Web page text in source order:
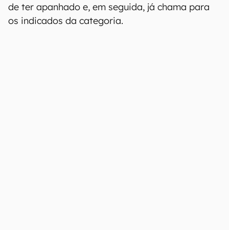
de ter apanhado e, em seguida, já chama para
os indicados da categoria.